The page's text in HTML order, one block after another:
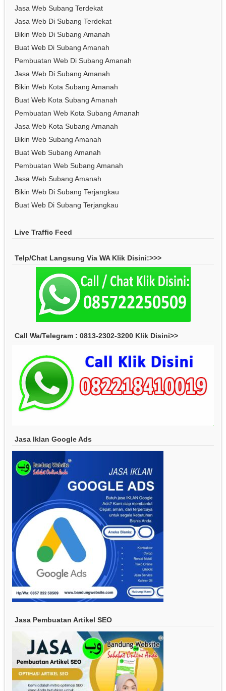
Jasa Web Subang Terdekat
Jasa Web Di Subang Terdekat
Bikin Web Di Subang Amanah
Buat Web Di Subang Amanah
Pembuatan Web Di Subang Amanah
Jasa Web Di Subang Amanah
Bikin Web Kota Subang Amanah
Buat Web Kota Subang Amanah
Pembuatan Web Kota Subang Amanah
Jasa Web Kota Subang Amanah
Bikin Web Subang Amanah
Buat Web Subang Amanah
Pembuatan Web Subang Amanah
Jasa Web Subang Amanah
Bikin Web Di Subang Terjangkau
Buat Web Di Subang Terjangkau
Live Traffic Feed
Telp/Chat Langsung Via WA Klik Disini:>>>
Call Wa/Telegram : 0813-2302-3200 Klik Disini>>
Jasa Iklan Google Ads
Jasa Pembuatan Artikel SEO